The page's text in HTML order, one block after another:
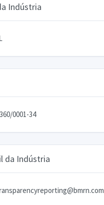
Indústria
0001-34
da Indústria